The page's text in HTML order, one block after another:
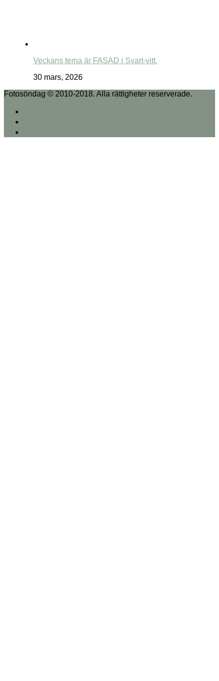
Veckans tema är FASAD i Svart-vitt.
30 mars, 2026
Fotosöndag © 2010-2018. Alla rättigheter reserverade.